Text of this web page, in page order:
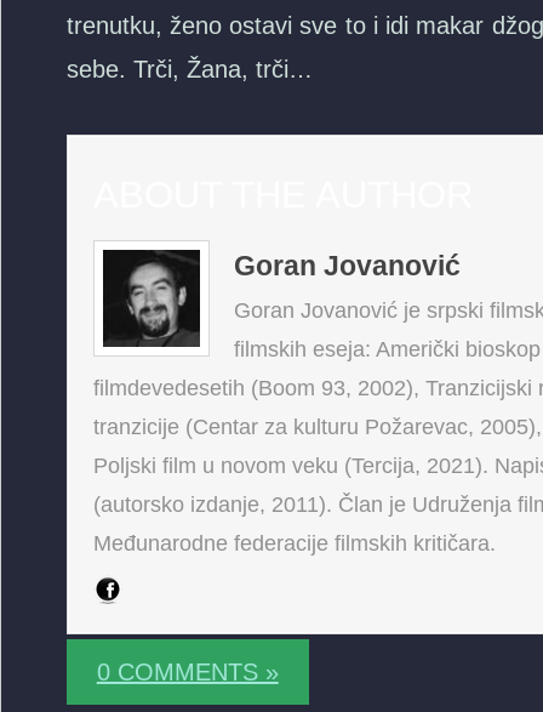
trenutku, ženo ostavi sve to i idi makar
sebe. Trči, Žana, trči…
Goran Jovanović
Goran Jovanović je srpski
filmskih eseja: Američki
filmdevedesetih (Boom 93, 2002),
tranzicije (Centar za kulturu Požarevac,
Poljski film u novom veku (Tercija, 2021).
(autorsko izdanje, 2011). Član je Udruženja
Međunarodne federacije filmskih kritičara.
0 COMMENTS »